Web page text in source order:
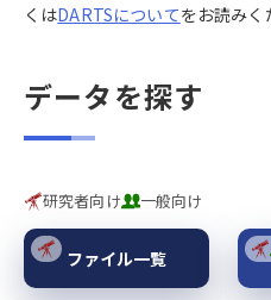
くはDARTSについてをお読みく
データを探す
研究者向け 一般向け
ファイル一覧